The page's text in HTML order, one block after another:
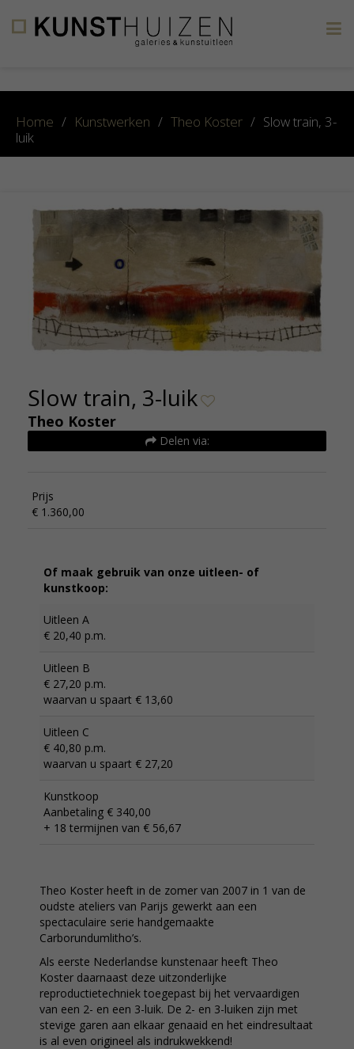
Home / Kunstwerken / Theo Koster / Slow train, 3-
luik
Slow train, 3-luik
Theo Koster
Delen via:
Prijs
€ 1.360,00
Of maak gebruik van onze uitleen- of
kunstkoop:
Uitleen A
€ 20,40 p.m.
Uitleen B
€ 27,20 p.m.
waarvan u spaart € 13,60
Uitleen C
€ 40,80 p.m.
waarvan u spaart € 27,20
Kunstkoop
Aanbetaling € 340,00
+ 18 termijnen van € 56,67
Theo Koster heeft in de zomer van 2007 in 1 van de
oudste ateliers van Parijs gewerkt aan een
spectaculaire serie handgemaakte
Carborundumlitho’s.
Als eerste Nederlandse kunstenaar heeft Theo
Koster daarnaast deze uitzonderlijke
reproductietechniek toegepast bij het vervaardigen
van een 2- en een 3-luik. De 2- en 3-luiken zijn met
stevige garen aan elkaar genaaid en het eindresultaat
is al even origineel als indrukwekkend!